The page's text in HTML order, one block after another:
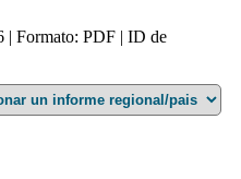
| Formato: PDF | ID de